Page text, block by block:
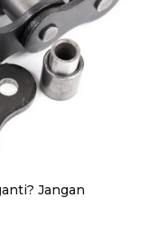
Jangan